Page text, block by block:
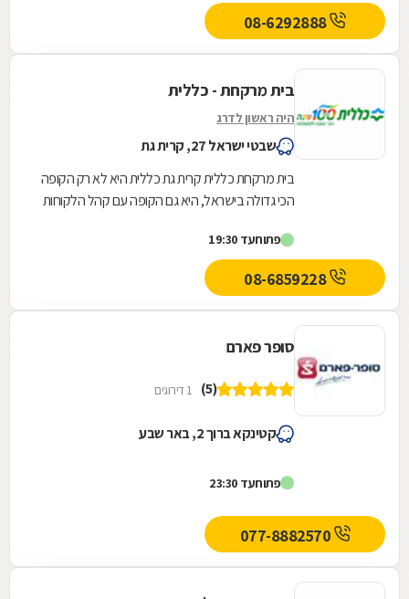
08-6292888
בית מרקחת - כללית
היה ראשון לדרג
שבטי ישראל 27, קרית גת
בית מרקחת כללית קרית גת כללית היא לא רק הקופה
הכי גדולה בישראל, היא גם הקופה עם קהל הלקוחות
פתוחעד 19:30
08-6859228
סופר פארם
(5) 1 דירוגים
קטינקא ברוך 2, באר שבע
פתוחעד 23:30